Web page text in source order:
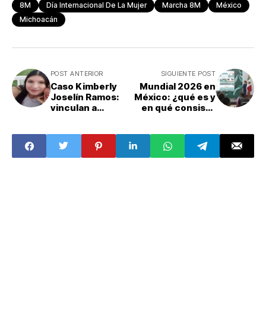
8M Día Internacional De La Mujer Marcha 8M
México
Michoacán
POST ANTERIOR
Caso Kimberly
Joselín Ramos:
vinculan a
desaparición
estudiante de la
UAEM hallada sin
SIGUIENTE POST
Mundial 2026 en
México: ¿qué es y
en qué consiste